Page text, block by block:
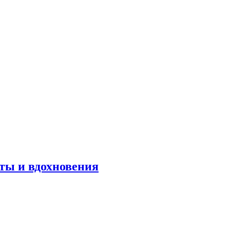
и вдохновения